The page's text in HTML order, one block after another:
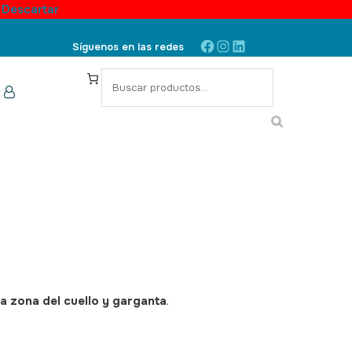
Descartar
Síguenos en las redes Facebook
Instagram
LinkedIn
S
zona del cuello y garganta.